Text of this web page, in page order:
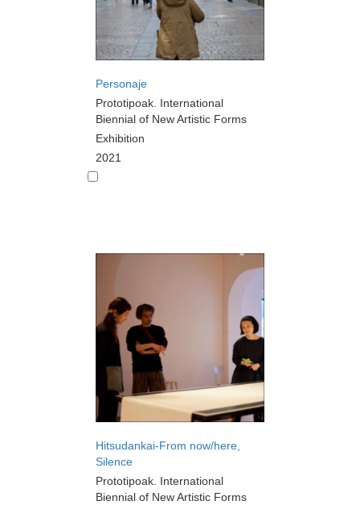
Personaje
Prototipoak. International
Biennial of New Artistic Forms
Exhibition
2021
Hitsudankai-From now/here,
Silence
Prototipoak. International
Biennial of New Artistic Forms